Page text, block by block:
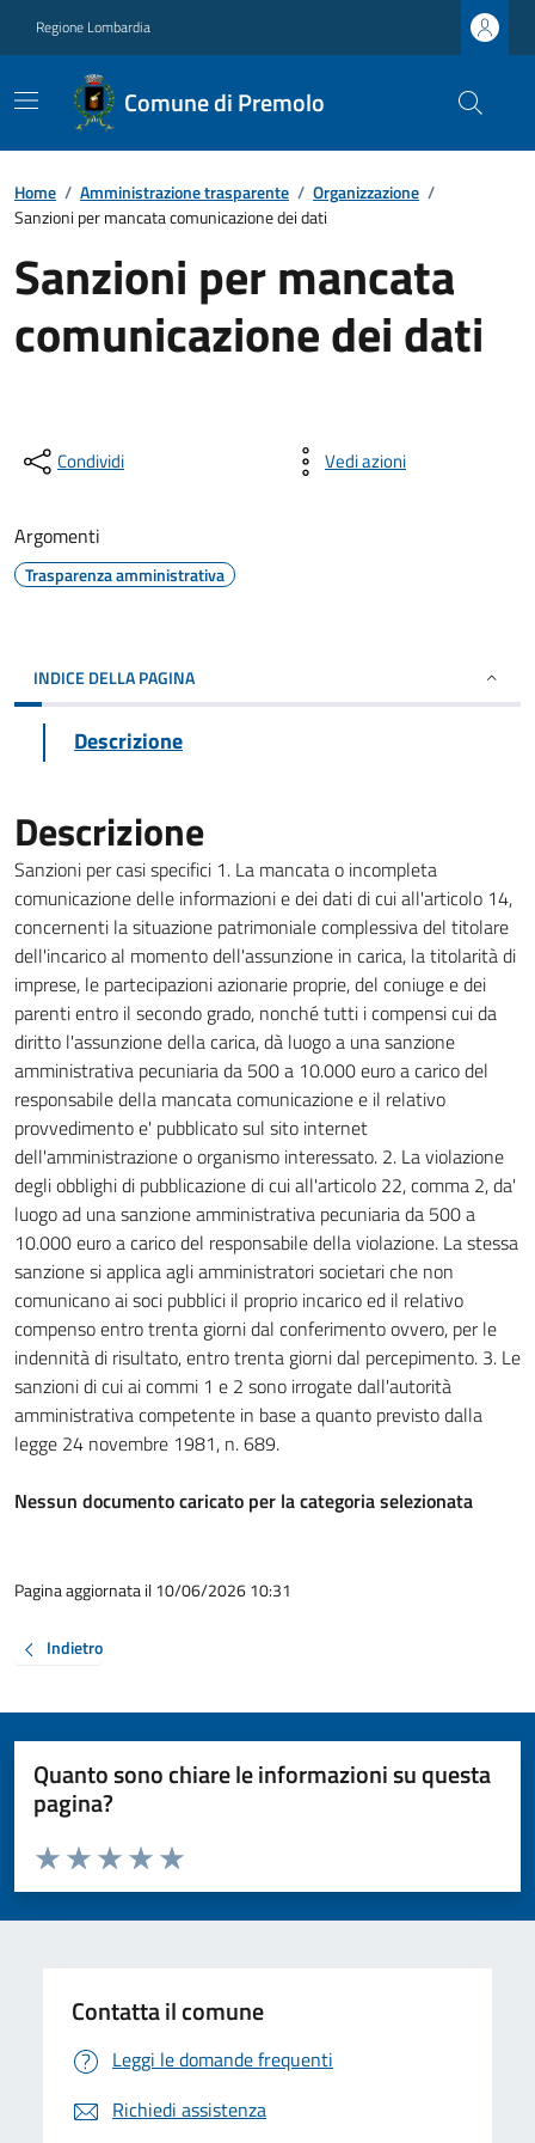
Regione Lombardia
Comune di Premolo
Home / Amministrazione trasparente / Organizzazione /
Sanzioni per mancata comunicazione dei dati
Sanzioni per mancata
comunicazione dei dati
Condividi Vedi azioni
Argomenti
Trasparenza amministrativa
INDICE DELLA PAGINA
Descrizione
Descrizione
Sanzioni per casi specifici 1. La mancata o incompleta
comunicazione delle informazioni e dei dati di cui all'articolo 14,
concernenti la situazione patrimoniale complessiva del titolare
dell'incarico al momento dell'assunzione in carica, la titolarità di
imprese, le partecipazioni azionarie proprie, del coniuge e dei
parenti entro il secondo grado, nonché tutti i compensi cui da
diritto l'assunzione della carica, dà luogo a una sanzione
amministrativa pecuniaria da 500 a 10.000 euro a carico del
responsabile della mancata comunicazione e il relativo
provvedimento e' pubblicato sul sito internet
dell'amministrazione o organismo interessato. 2. La violazione
degli obblighi di pubblicazione di cui all'articolo 22, comma 2, da'
luogo ad una sanzione amministrativa pecuniaria da 500 a
10.000 euro a carico del responsabile della violazione. La stessa
sanzione si applica agli amministratori societari che non
comunicano ai soci pubblici il proprio incarico ed il relativo
compenso entro trenta giorni dal conferimento ovvero, per le
indennità di risultato, entro trenta giorni dal percepimento. 3. Le
sanzioni di cui ai commi 1 e 2 sono irrogate dall'autorità
amministrativa competente in base a quanto previsto dalla
legge 24 novembre 1981, n. 689.
Nessun documento caricato per la categoria selezionata
Pagina aggiornata il 10/06/2026 10:31
Indietro
Quanto sono chiare le informazioni su questa
pagina?
Valuta da 1 a 5 stelle la pagina
Valuta 5 stelle su 5
Valuta 4 stelle su 5
Valuta 3 stelle su 5
Valuta 2 stelle su 5
Valuta 1 stelle su 5
Contatta il comune
Leggi le domande frequenti
Richiedi assistenza